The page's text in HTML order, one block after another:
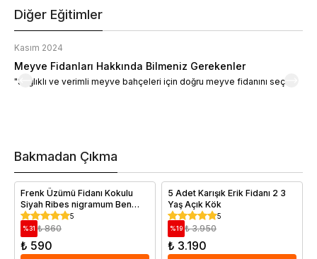
Diğer Eğitimler
Kasım 2024
Meyve Fidanları Hakkında Bilmeniz Gerekenler
"Sağlıklı ve verimli meyve bahçeleri için doğru meyve fidanını seçin."
Bakmadan Çıkma
Frenk Üzümü Fidanı Kokulu
Siyah Ribes nigramum Ben
Sarek Saksıda
5
%31 ₺ 860
₺ 590
5 Adet Karışık Erik Fidanı 2 3
Yaş Açık Kök
5
%19 ₺ 3.950
₺ 3.190